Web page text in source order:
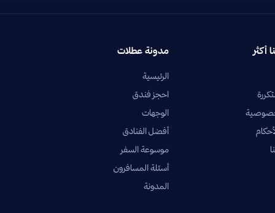
أكثر مدونة عطلات
الرئيسية
احجز فندق
الوجهات
أفضل الفنادق
موسوعة السفر
أسئلة المسافرون
المدونة